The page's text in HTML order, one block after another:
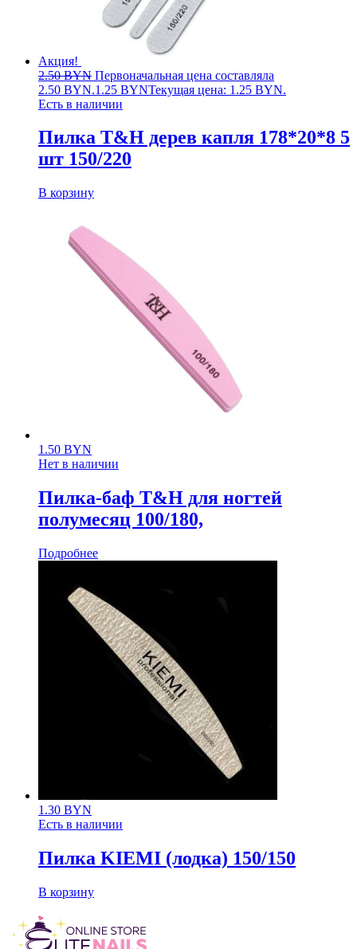
Акция!
2.50BYN Первоначальная цена составляла
2.50 BYN.1.25 BYNТекущая цена: 1.25 BYN.
Есть в наличии
Пилка T&H дерев капля 178*20*8 5
шт 150/220
В корзину
1.50 BYN
Нет в наличии
Пилка-баф T&H для ногтей
полумесяц 100/180,
Подробнее
1.30 BYN
Есть в наличии
Пилка KIEMI (лодка) 150/150
В корзину